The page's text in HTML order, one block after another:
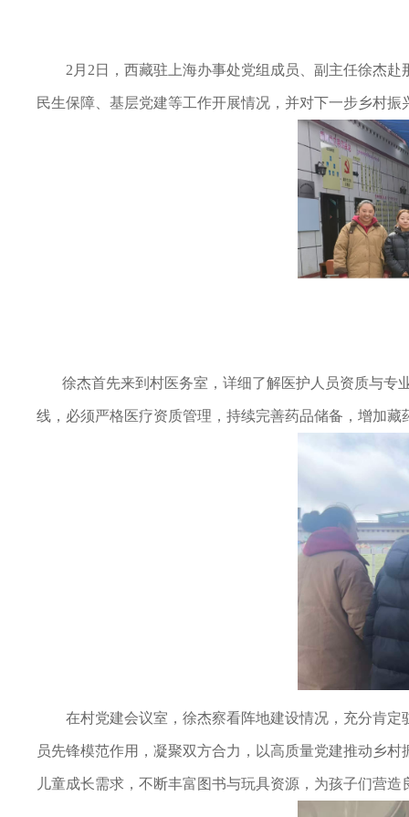
2月2日，西藏驻上海办事处党组成员、副主任徐杰
民生保障、基层党建等工作开展情况，并对下一步乡村
徐杰首先来到村医务室，详细了解医护人员资质与专
线，必须严格医疗资质管理，持续完善药品储备，增加
在村党建会议室，徐杰察看阵地建设情况，充分肯
员先锋模范作用，凝聚双方合力，以高质量党建推动乡
儿童成长需求，不断丰富图书与玩具资源，为孩子们营造